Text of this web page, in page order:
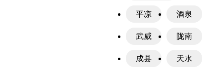
平凉 酒泉
武威 陇南
成县 天水